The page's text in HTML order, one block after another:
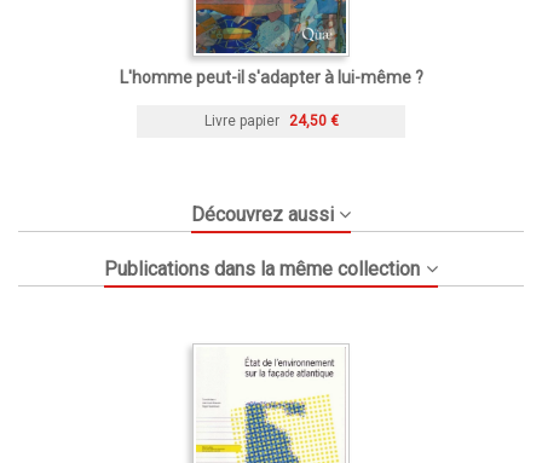
L'homme peut-il s'adapter à lui-même ?
Livre papier 24,50 €
Découvrez aussi
Publications dans la même collection